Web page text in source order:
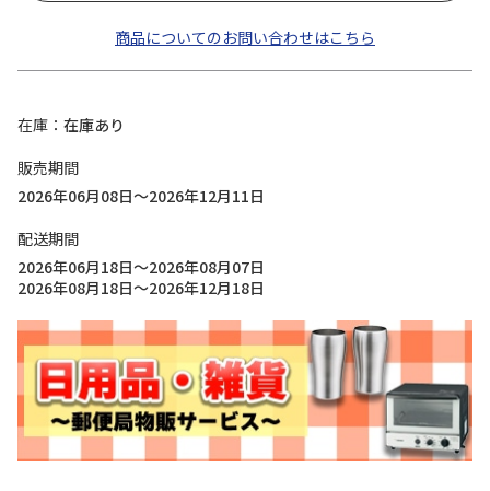
商品についてのお問い合わせはこちら
在庫
在庫あり
販売期間
2026年06月08日～2026年12月11日
配送期間
2026年06月18日～2026年08月07日
2026年08月18日～2026年12月18日